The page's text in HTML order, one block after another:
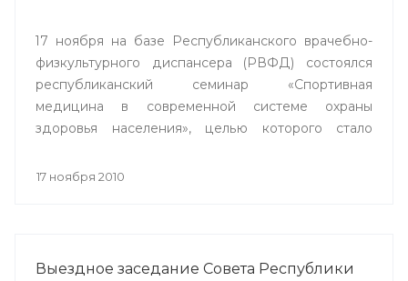
17 ноября на базе Республиканского врачебно-
физкультурного диспансера (РВФД) состоялся
республиканский семинар «Спортивная
медицина в современной системе охраны
здоровья населения», целью которого стало
службы.
17 ноября 2010
Выездное заседание Совета Республики